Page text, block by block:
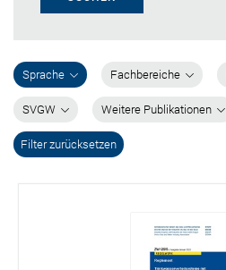
Sprache Fachbereiche
SVGW Weitere Publikationen
Filter zurücksetzen